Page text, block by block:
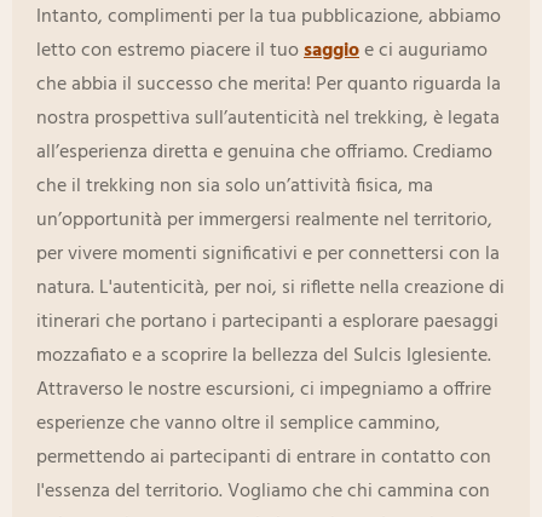
Intanto, complimenti per la tua pubblicazione, abbiamo
letto con estremo piacere il tuosaggioe ci auguriamo
che abbia il successo che merita! Per quanto riguarda la
nostra prospettiva sull’autenticità nel trekking, è legata
all’esperienza diretta e genuina che offriamo. Crediamo
che il trekking non sia solo un’attività fisica, ma
un’opportunità per immergersi realmente nel territorio,
per vivere momenti significativi e per connettersi con la
natura. L'autenticità, per noi, si riflette nella creazione di
itinerari che portano i partecipanti a esplorare paesaggi
mozzafiato e a scoprire la bellezza del Sulcis Iglesiente.
Attraverso le nostre escursioni, ci impegniamo a offrire
esperienze che vanno oltre il semplice cammino,
permettendo ai partecipanti di entrare in contatto con
l'essenza del territorio. Vogliamo che chi cammina con